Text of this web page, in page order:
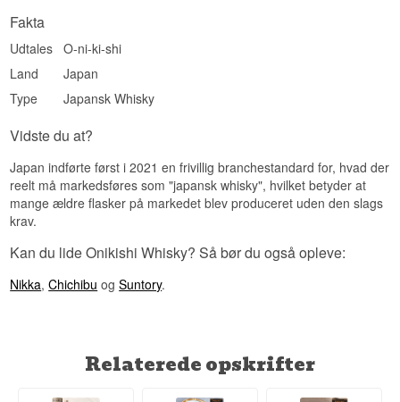
Se hele vores udvalg af
Fakta
Udtales
O-ni-ki-shi
Land
Japan
Type
Japansk Whisky
Vidste du at?
Japan indførte først i 2021 en frivillig branchestandard for, hvad der
reelt må markedsføres som "japansk whisky", hvilket betyder at
mange ældre flasker på markedet blev produceret uden den slags
krav.
Kan du lide Onikishi Whisky? Så bør du også opleve:
Nikka,Chichibu ogSuntory.
Relaterede opskrifter